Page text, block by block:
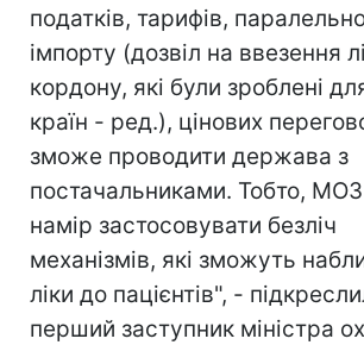
податків, тарифів,
імпорту (дозвіл на ввезення
кордону, які були зроблені
країн - ред.), цінових
зможе проводити держава з
постачальниками. Тобто,
намір застосовувати безліч
механізмів, які зможуть
ліки до пацієнтів", -
перший заступник міністра